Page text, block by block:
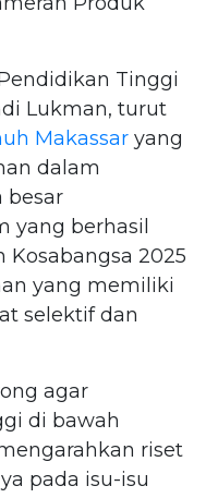
Tinggi
Lukman, turut
Makassar yang
dalam
besar
yang berhasil
2025
yang memiliki
selektif dan
agar
di bawah
riset
pada isu-isu